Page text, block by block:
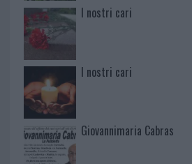
I nostri cari
I nostri cari
Giovannimaria Cabras